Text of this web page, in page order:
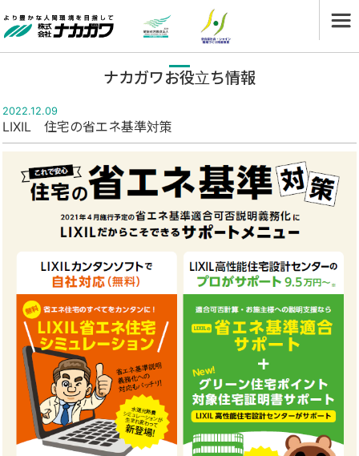
ナカガワお役立ち情報
2022.12.09
LIXIL 住宅の省エネ基準対策